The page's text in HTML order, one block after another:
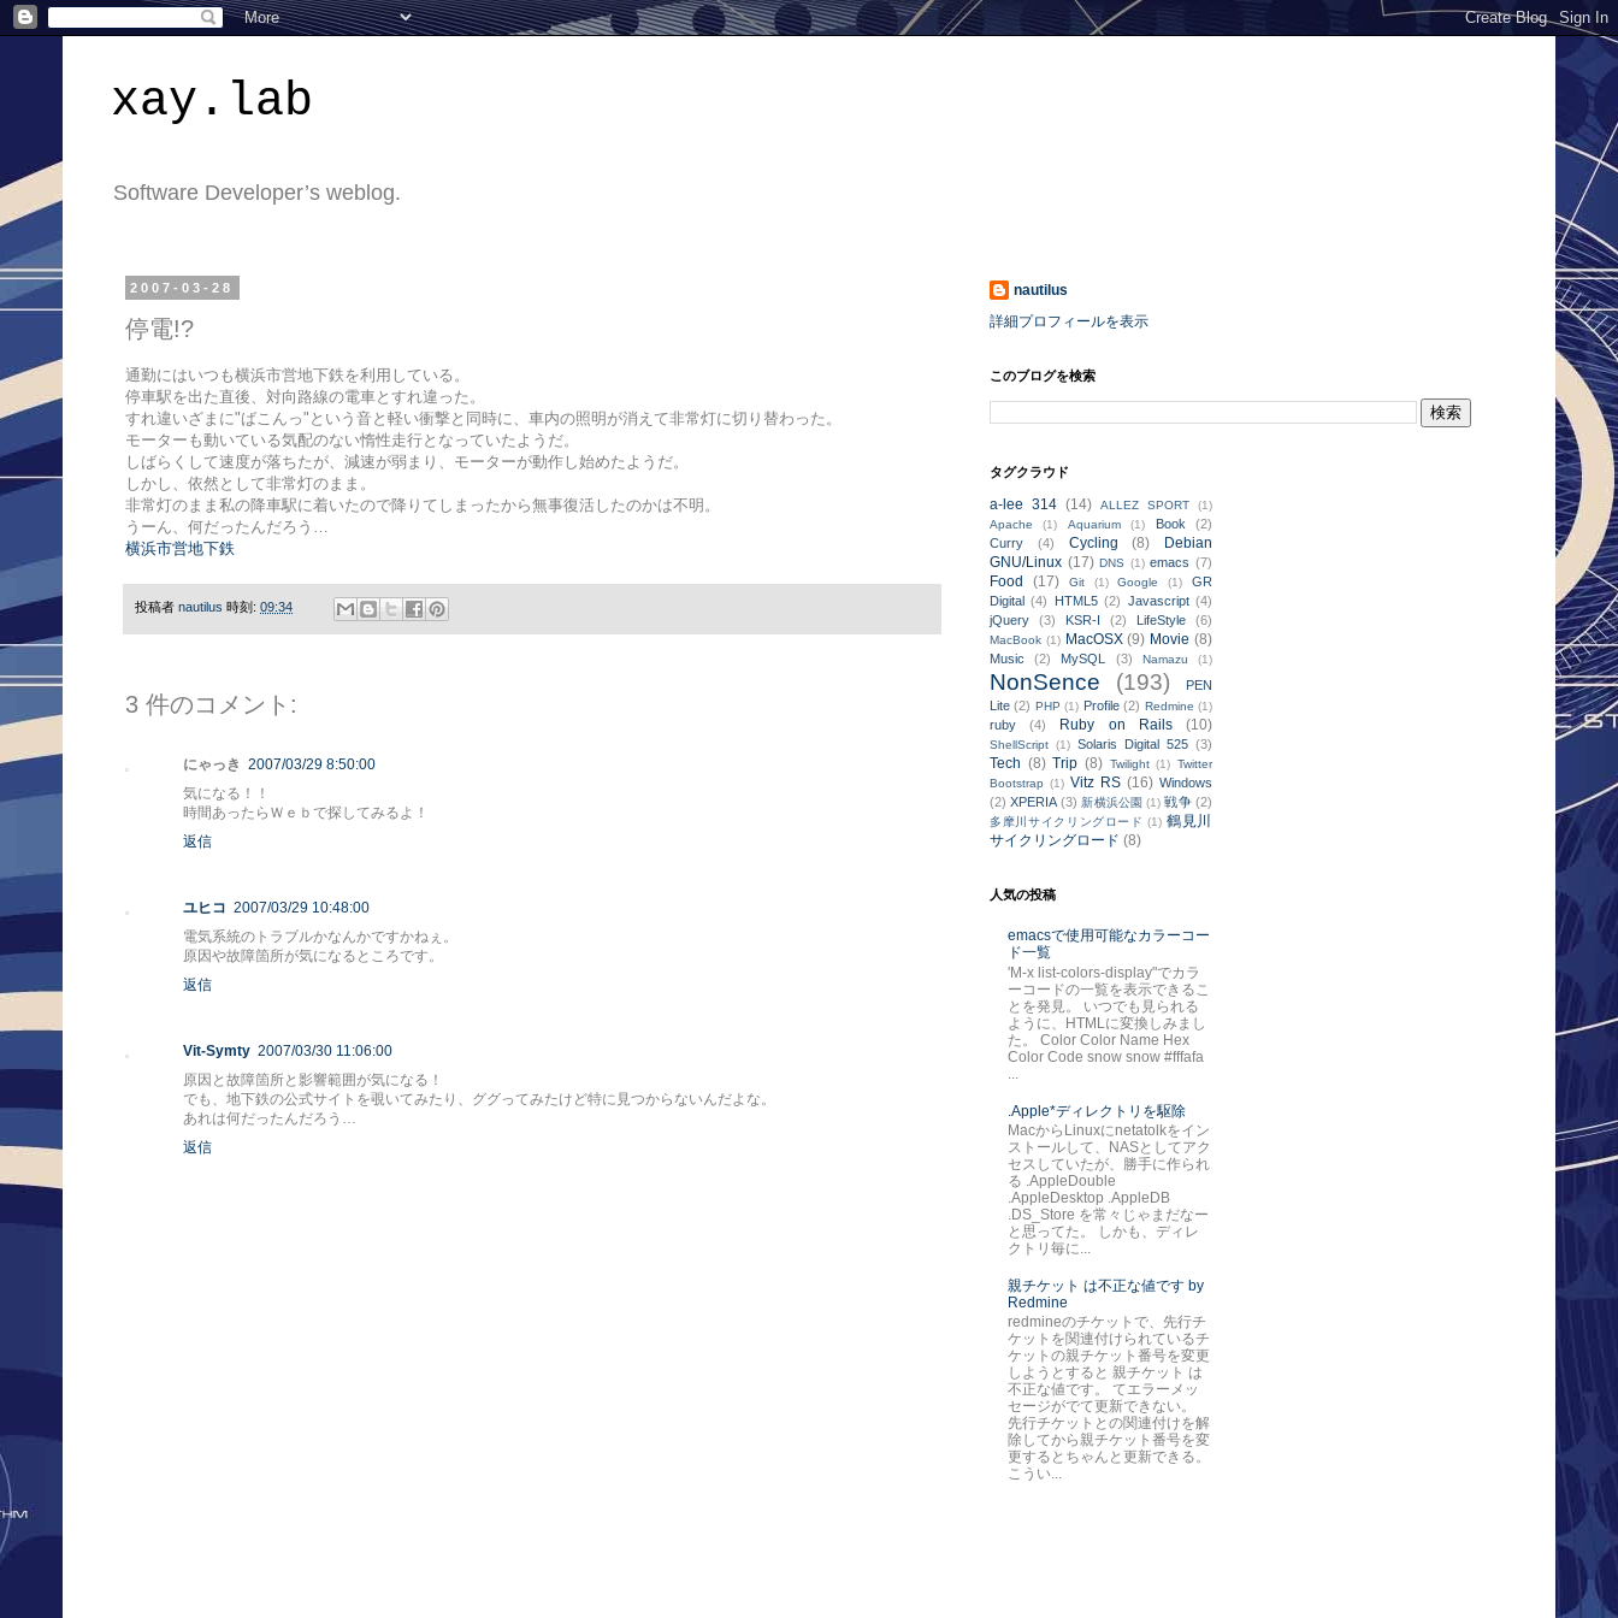
xay.lab
Software Developer’s weblog.
2007-03-28
停電!?
通勤にはいつも横浜市営地下鉄を利用している。
停車駅を出た直後、対向路線の電車とすれ違った。
すれ違いざまに"ばこんっ"という音と軽い衝撃と同時に、車内の照明が消えて非常灯に切り替わった。
モーターも動いている気配のない惰性走行となっていたようだ。
しばらくして速度が落ちたが、減速が弱まり、モーターが動作し始めたようだ。
しかし、依然として非常灯のまま。
非常灯のまま私の降車駅に着いたので降りてしまったから無事復活したのかは不明。
うーん、何だったんだろう…
横浜市営地下鉄
投稿者 nautilus 時刻: 09:34
3 件のコメント:
にゃっき 2007/03/29 8:50:00
気になる！！
時間あったらＷｅｂで探してみるよ！
返信
ユヒコ 2007/03/29 10:48:00
電気系統のトラブルかなんかですかねぇ。
原因や故障箇所が気になるところです。
返信
Vit-Symty 2007/03/30 11:06:00
原因と故障箇所と影響範囲が気になる！
でも、地下鉄の公式サイトを覗いてみたり、ググってみたけど特に見つからないんだよな。
あれは何だったんだろう…
返信
nautilus
詳細プロフィールを表示
このブログを検索
タグクラウド
a-lee 314 (14) ALLEZ SPORT
(1)
Apache
(1) Aquarium (1) Book
(2)
Curry
(4) Cycling (8)
Debian
GNU/Linux (17) DNS (1) emacs (7)
Food (17) Git (1) Google (1)
GR
Digital (4) HTML5 (2) Javascript (4)
jQuery
(3) KSR-I (2) LifeStyle (6)
MacBook (1) MacOSX (9) Movie (8)
Music (2) MySQL (3) Namazu (1)
NonSence (193)
PEN
Lite (2) PHP (1) Profile (2) Redmine (1)
ruby (4) Ruby on Rails (10)
ShellScript (1) Solaris Digital 525 (3)
Tech (8) Trip (8) Twilight (1) Twitter
Bootstrap (1) Vitz RS (16) Windows
(2) XPERIA (3) 新横浜公園 (1) 戦争 (2)
多摩川サイクリングロード (1) 鶴見川
サイクリングロード (8)
人気の投稿
emacsで使用可能なカラーコー
ド一覧
'M-x list-colors-display"でカラ
ーコードの一覧を表示できるこ
とを発見。 いつでも見られる
ように、HTMLに変換しみまし
た。 Color Color Name Hex
Color Code snow snow #fffafa
.Apple*ディレクトリを駆除
MacからLinuxにnetatolkをイン
ストールして、NASとしてアク
セスしていたが、勝手に作られ
る .AppleDouble
.AppleDesktop .AppleDB
.DS_Store を常々じゃまだなー
と思ってた。 しかも、ディレ
クトリ毎に...
親チケット は不正な値です by
Redmine
redmineのチケットで、先行チ
ケットを関連付けられているチ
ケットの親チケット番号を変更
しようとすると 親チケット は
不正な値です。 てエラーメッ
セージがでて更新できない。
先行チケットとの関連付けを解
除してから親チケット番号を変
更するとちゃんと更新できる。
こうい...